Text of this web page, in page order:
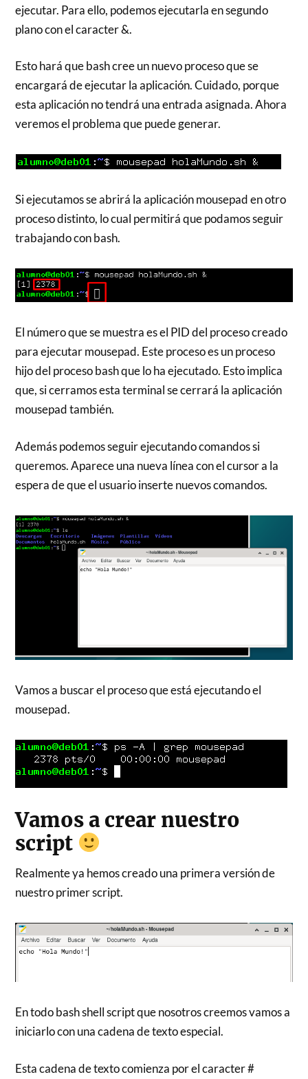
ejecutar. Para ello, podemos ejecutarla en segundo
plano con el caracter &.
Esto hará que bash cree un nuevo proceso que se
encargará de ejecutar la aplicación. Cuidado, porque
esta aplicación no tendrá una entrada asignada. Ahora
veremos el problema que puede generar.
Si ejecutamos se abrirá la aplicación mousepad en otro
proceso distinto, lo cual permitirá que podamos seguir
trabajando con bash.
El número que se muestra es el PID del proceso creado
para ejecutar mousepad. Este proceso es un proceso
hijo del proceso bash que lo ha ejecutado. Esto implica
que, si cerramos esta terminal se cerrará la aplicación
mousepad también.
Además podemos seguir ejecutando comandos si
queremos. Aparece una nueva línea con el cursor a la
espera de que el usuario inserte nuevos comandos.
Vamos a buscar el proceso que está ejecutando el
mousepad.
Vamos a crear nuestro
script
Realmente ya hemos creado una primera versión de
nuestro primer script.
En todo bash shell script que nosotros creemos vamos a
iniciarlo con una cadena de texto especial.
Esta cadena de texto comienza por el caracter #